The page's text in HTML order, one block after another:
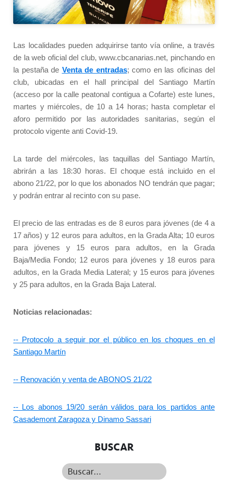
Las localidades pueden adquirirse tanto vía online, a través
de la web oficial del club, www.cbcanarias.net, pinchando en
la pestaña de Venta de entradas; como en las oficinas del
club, ubicadas en el hall principal del Santiago Martín
(acceso por la calle peatonal contigua a Cofarte) este lunes,
martes y miércoles, de 10 a 14 horas; hasta completar el
aforo permitido por las autoridades sanitarias, según el
protocolo vigente anti Covid-19.
La tarde del miércoles, las taquillas del Santiago Martín,
abrirán a las 18:30 horas. El choque está incluido en el
abono 21/22, por lo que los abonados NO tendrán que pagar;
y podrán entrar al recinto con su pase.
El precio de las entradas es de 8 euros para jóvenes (de 4 a
17 años) y 12 euros para adultos, en la Grada Alta; 10 euros
para jóvenes y 15 euros para adultos, en la Grada
Baja/Media Fondo; 12 euros para jóvenes y 18 euros para
adultos, en la Grada Media Lateral; y 15 euros para jóvenes
y 25 para adultos, en la Grada Baja Lateral.
Noticias relacionadas:
-- Protocolo a seguir por el público en los choques en el
Santiago Martín
-- Renovación y venta de ABONOS 21/22
-- Los abonos 19/20 serán válidos para los partidos ante
Casademont Zaragoza y Dinamo Sassari
BUSCAR
Buscar...